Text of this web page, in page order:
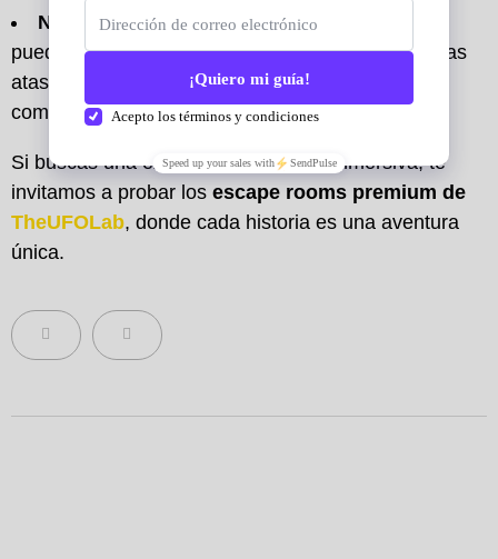
No te rindas:Algunos escape rooms online
pueden ser difíciles, pero no te rindas. Si te quedas
atascado, busca pistas o pide ayuda a tus
compañeros de juego.
Si buscas una experiencia aún más inmersiva, te
invitamos a probar los escape rooms premium de
TheUFOLab, donde cada historia es una aventura
única.